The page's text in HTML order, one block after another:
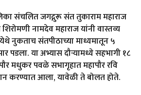
संचलित जगद्गुरू संत तुकाराम महाराज
नामदेव महाराज यांनी वास्तव्य
नुकताच संतपीठाच्या माध्यमातून ५
पडला. या अभ्यास दौऱ्यामध्ये सहभागी १८
मधुकर पवळे सभागृहात महापौर रवि
करण्यात आला, यावेळी ते बोलत होते.